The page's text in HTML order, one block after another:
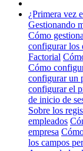
¿Primera vez
Gestionando
Cómo
configurar los
Factorial
Cómo
configurar un
configurar el
de inicio de
Sobre los
empleados
empresa
los campos